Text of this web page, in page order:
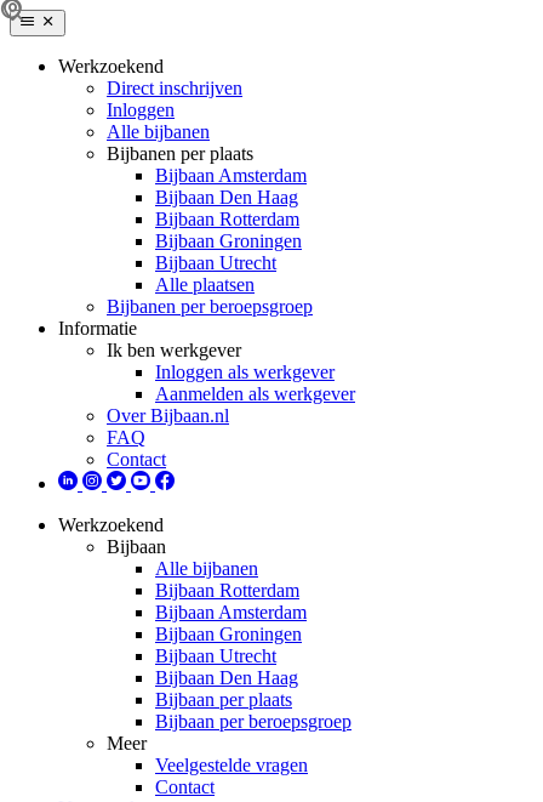
Werkzoekend
Direct inschrijven
Inloggen
Alle bijbanen
Bijbanen per plaats
Bijbaan Amsterdam
Bijbaan Den Haag
Bijbaan Rotterdam
Bijbaan Groningen
Bijbaan Utrecht
Alle plaatsen
Bijbanen per beroepsgroep
Informatie
Ik ben werkgever
Inloggen als werkgever
Aanmelden als werkgever
Over Bijbaan.nl
FAQ
Contact
Werkzoekend
Bijbaan
Alle bijbanen
Bijbaan Rotterdam
Bijbaan Amsterdam
Bijbaan Groningen
Bijbaan Utrecht
Bijbaan Den Haag
Bijbaan per plaats
Bijbaan per beroepsgroep
Meer
Veelgestelde vragen
Contact